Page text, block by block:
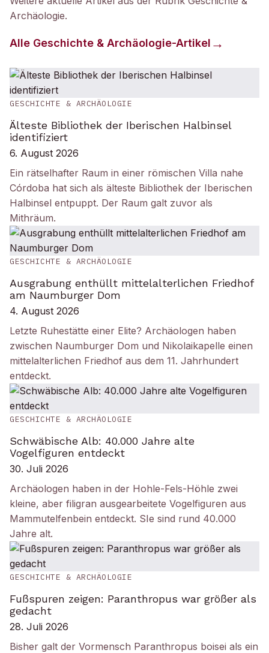
Archäologie.
Alle Geschichte & Archäologie-Artikel
GESCHICHTE & ARCHÄOLOGIE
Älteste Bibliothek der Iberischen Halbinsel
identifiziert
6. August 2026
Ein rätselhafter Raum in einer römischen Villa nahe
Córdoba hat sich als älteste Bibliothek der Iberischen
Halbinsel entpuppt. Der Raum galt zuvor als
Mithräum.
GESCHICHTE & ARCHÄOLOGIE
Ausgrabung enthüllt mittelalterlichen Friedhof
am Naumburger Dom
4. August 2026
Letzte Ruhestätte einer Elite? Archäologen haben
zwischen Naumburger Dom und Nikolaikapelle einen
mittelalterlichen Friedhof aus dem 11. Jahrhundert
entdeckt.
GESCHICHTE & ARCHÄOLOGIE
Schwäbische Alb: 40.000 Jahre alte
Vogelfiguren entdeckt
30. Juli 2026
Archäologen haben in der Hohle-Fels-Höhle zwei
kleine, aber filigran ausgearbeitete Vogelfiguren aus
Mammutelfenbein entdeckt. SIe sind rund 40.000
Jahre alt.
GESCHICHTE & ARCHÄOLOGIE
Fußspuren zeigen: Paranthropus war größer als
gedacht
28. Juli 2026
Bisher galt der Vormensch Paranthropus boisei als ein